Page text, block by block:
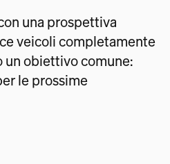
una prospettiva
veicoli completamente
obiettivo comune:
le prossime